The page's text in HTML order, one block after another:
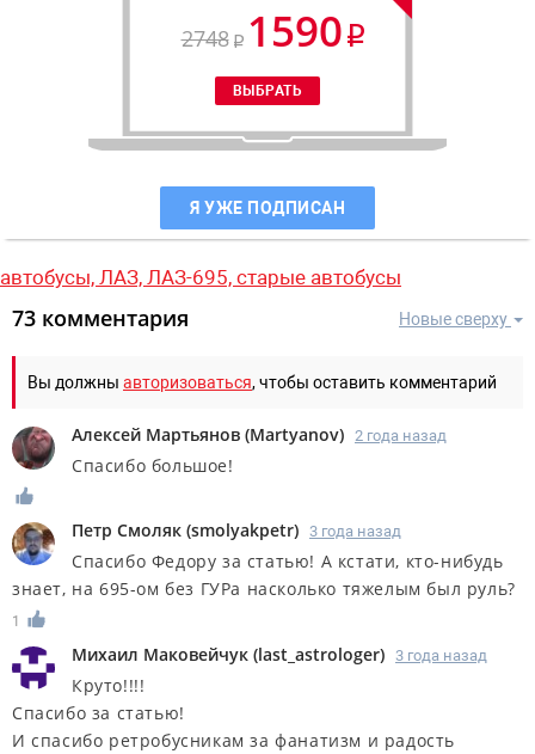
2748
1590
Я УЖЕ ПОДПИСАН
автобусы, ЛАЗ, ЛАЗ-695, старые автобусы
Новые сверху
73 комментария
Вы должны авторизоваться, чтобы оставить комментарий
Алексей Мартьянов (Martyanov) 2 года назад
Спасибо большое!
Петр Смоляк (smolyakpetr) 3 года назад
Спасибо Федору за статью! А кстати, кто-нибудь
знает, на 695-ом без ГУРа насколько тяжелым был руль?
1
Михаил Маковейчук (last_astrologer) 3 года назад
Круто!!!!
Спасибо за статью!
И спасибо ретробусникам за фанатизм и радость